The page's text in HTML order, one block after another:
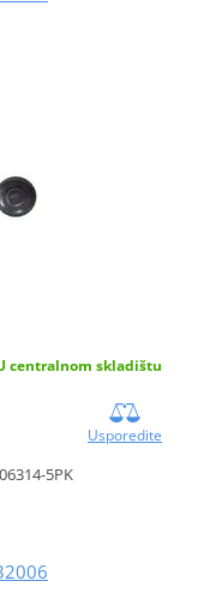
centralnom skladištu
Usporedite
5PK